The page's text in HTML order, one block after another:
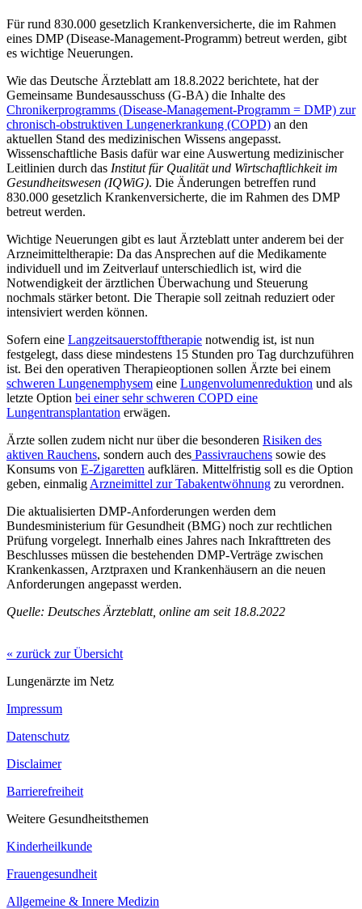
Für rund 830.000 gesetzlich Krankenversicherte, die im Rahmen
eines DMP (Disease-Management-Programm) betreut werden, gibt
es wichtige Neuerungen.
Wie das Deutsche Ärzteblatt am 18.8.2022 berichtete, hat der
Gemeinsame Bundesausschuss (G-BA) die Inhalte des
Chronikerprogramms (Disease-Management-Programm = DMP) zur
chronisch-obstruktiven Lungenerkrankung (COPD) an den
aktuellen Stand des medizinischen Wissens angepasst.
Wissenschaftliche Basis dafür war eine Auswertung medizinischer
Leitlinien durch das Institut für Qualität und Wirtschaftlichkeit im
Gesundheitswesen (IQWiG). Die Änderungen betreffen rund
830.000 gesetzlich Krankenversicherte, die im Rahmen des DMP
betreut werden.
Wichtige Neuerungen gibt es laut Ärzteblatt unter anderem bei der
Arzneimitteltherapie: Da das Ansprechen auf die Medikamente
individuell und im Zeitverlauf unterschiedlich ist, wird die
Notwendigkeit der ärztlichen Überwachung und Steuerung
nochmals stärker betont. Die Therapie soll zeitnah reduziert oder
intensiviert werden können.
Sofern eine Langzeitsauerstofftherapie notwendig ist, ist nun
festgelegt, dass diese mindestens 15 Stunden pro Tag durchzuführen
ist. Bei den operativen Therapieoptionen sollen Ärzte bei einem
schweren Lungenemphysem eine Lungenvolumenreduktion und als
letzte Option bei einer sehr schweren COPD eine
Lungentransplantation erwägen.
Ärzte sollen zudem nicht nur über die besonderen Risiken des
aktiven Rauchens, sondern auch des Passivrauchens sowie des
Konsums von E-Zigaretten aufklären. Mittelfristig soll es die Option
geben, einmalig Arzneimittel zur Tabakentwöhnung zu verordnen.
Die aktualisierten DMP-Anforderungen werden dem
Bundesministerium für Gesundheit (BMG) noch zur rechtlichen
Prüfung vorgelegt. Innerhalb eines Jahres nach Inkrafttreten des
Beschlusses müssen die bestehenden DMP-Verträge zwischen
Krankenkassen, Arztpraxen und Krankenhäusern an die neuen
Anforderungen angepasst werden.
Quelle: Deutsches Ärzteblatt, online am seit 18.8.2022
« zurück zur Übersicht
Lungenärzte im Netz
Impressum
Datenschutz
Disclaimer
Barrierefreiheit
Weitere Gesundheitsthemen
Kinderheilkunde
Frauengesundheit
Allgemeine & Innere Medizin